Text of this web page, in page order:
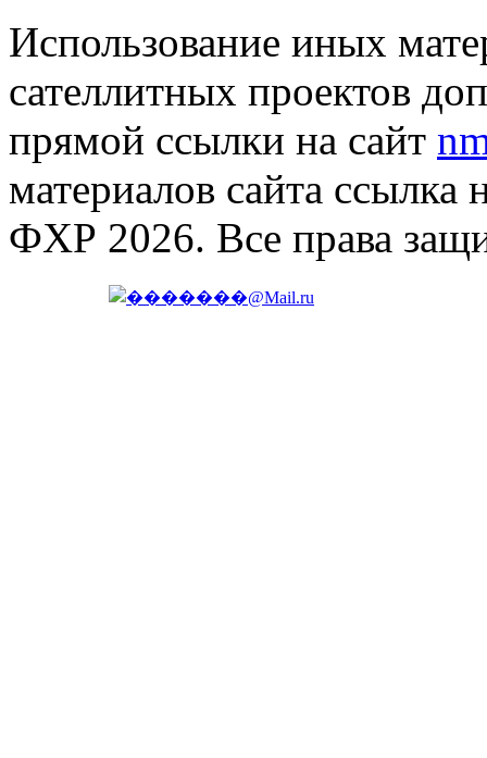
Использование иных
сателлитных проектов
прямой ссылки на сайт
материалов сайта ссылка
ФХР 2026. Все права